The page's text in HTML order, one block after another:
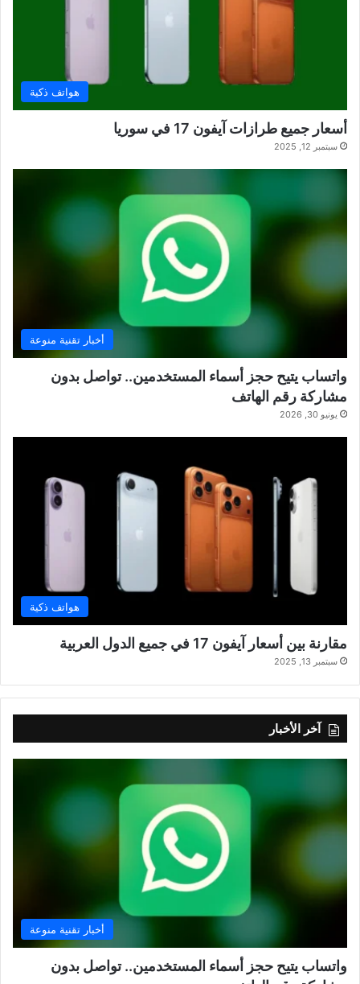
هواتف ذكية
أسعار جميع طرازات آيفون 17 في سوريا
سبتمبر 12, 2025
أخبار تقنية منوعة
واتساب يتيح حجز أسماء المستخدمين.. تواصل بدون
مشاركة رقم الهاتف
يونيو 30, 2026
هواتف ذكية
مقارنة بين أسعار آيفون 17 في جميع الدول العربية
سبتمبر 13, 2025
آخر الأخبار
أخبار تقنية منوعة
واتساب يتيح حجز أسماء المستخدمين.. تواصل بدون